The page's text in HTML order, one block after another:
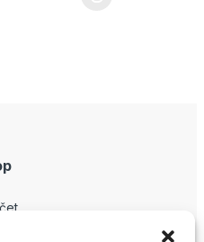
na stránce produktu
má více variant. Možnosti